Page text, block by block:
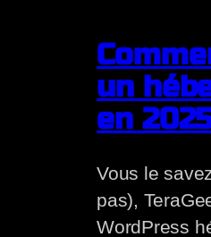
un
en
Vous le
pas),
WordPress